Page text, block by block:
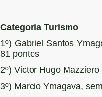
Categoria Turismo
1º) Gabriel Santos
81 pontos
2º) Victor Hugo
3º) Marcio Ymagava,